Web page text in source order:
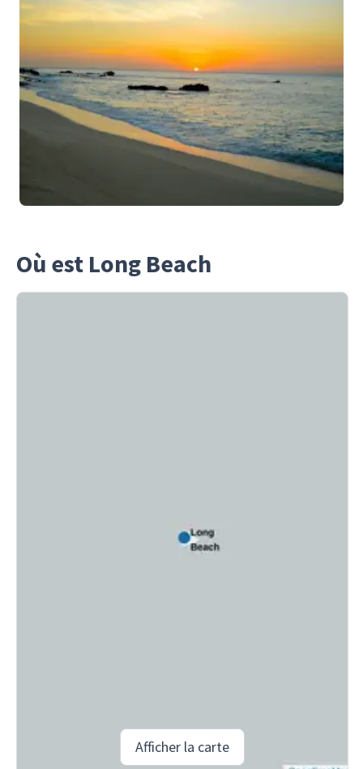
Où est Long Beach
Afficher la carte